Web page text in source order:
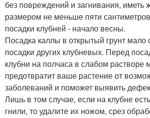
без повреждений и загнивания, иметь
размером не меньше пяти
посадки клубней - начало весны.
Посадка каллы в открытый грунт мало
посадки других клубневых. Перед
клубни на полчаса в слабом растворе
предотвратит ваше растение от
заболеваний и поможет выявить
Лишь в том случае, если на клубне
гнили, то удалите их ножом, срез